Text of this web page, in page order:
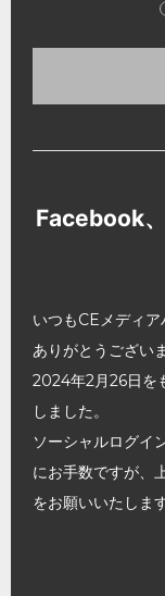
Facebook
いつもCEメディ
ありがとうございま
2024年2月26日を
しました。
ソーシャルログイ
にお手数ですが、
をお願いいたします